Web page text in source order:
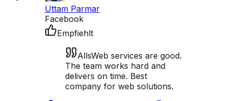
Uttam Parmar
Facebook
Empfiehlt
AllsWeb services are good.
The team works hard and
delivers on time. Best
company for web solutions.